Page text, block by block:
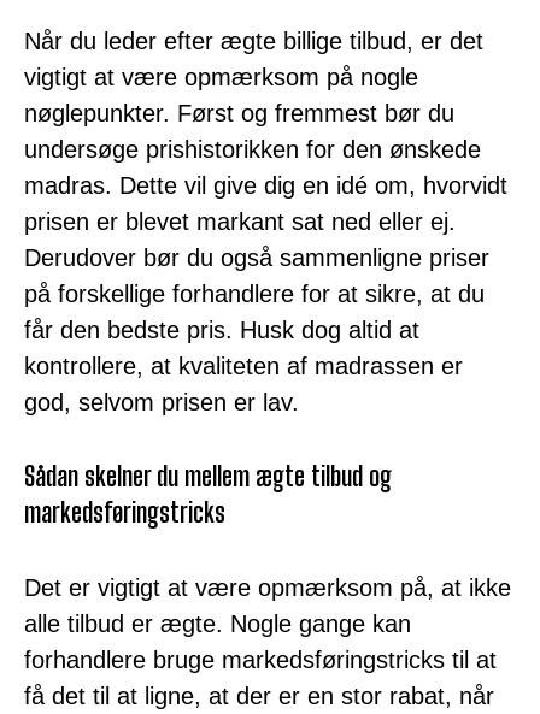
Når du leder efter ægte billige tilbud, er det
vigtigt at være opmærksom på nogle
nøglepunkter. Først og fremmest bør du
undersøge prishistorikken for den ønskede
madras. Dette vil give dig en idé om, hvorvidt
prisen er blevet markant sat ned eller ej.
Derudover bør du også sammenligne priser
på forskellige forhandlere for at sikre, at du
får den bedste pris. Husk dog altid at
kontrollere, at kvaliteten af madrassen er
god, selvom prisen er lav.
Sådan skelner du mellem ægte tilbud og
markedsføringstricks
Det er vigtigt at være opmærksom på, at ikke
alle tilbud er ægte. Nogle gange kan
forhandlere bruge markedsføringstricks til at
få det til at ligne, at der er en stor rabat, når